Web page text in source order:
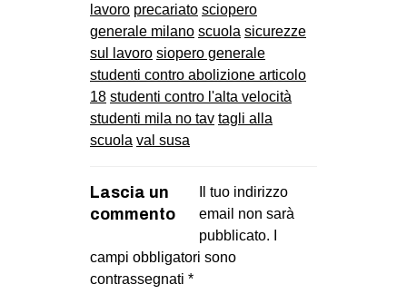
lavoro precariato sciopero
generale milano scuola sicurezze
sul lavoro siopero generale
studenti contro abolizione articolo
18 studenti contro l'alta velocità
studenti mila no tav tagli alla
scuola val susa
Lascia un
commento
Il tuo indirizzo
email non sarà
pubblicato.
campi obbligatori sono
contrassegnati *